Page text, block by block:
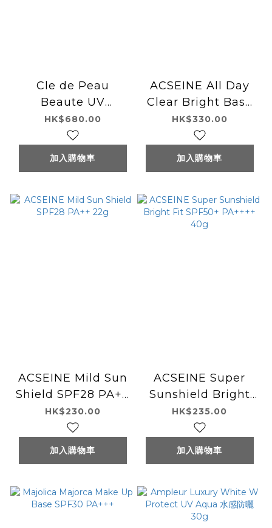
Cle de Peau
Beaute UV
Protective Cream
HK$680.00
加入購物車
ACSEINE All Day
Clear Bright Base
SPF26 PA++ 30g
HK$330.00
加入購物車
ACSEINE Mild Sun
Shield SPF28 PA++
22g
HK$230.00
加入購物車
ACSEINE Super
Sunshield Bright
Fit SPF50+ PA++++
40g
HK$235.00
加入購物車